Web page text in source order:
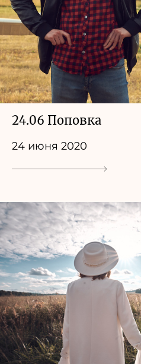
24.06 Поповка
24 июня 2020